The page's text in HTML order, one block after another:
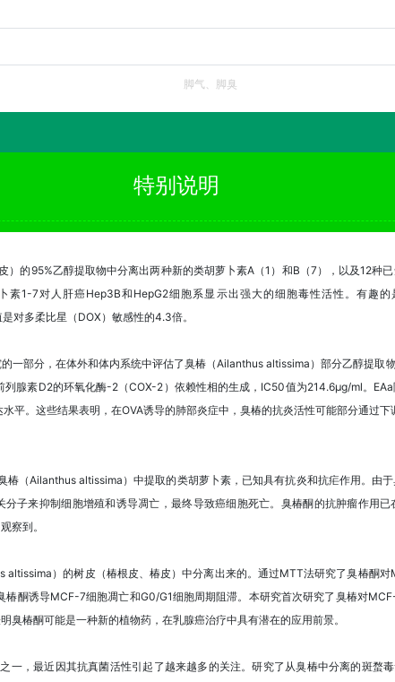
脚气、脚臭
特别说明
的95%乙醇提取物中分离出两种新的类胡萝卜素A（1）和B（7），以及12种
素1-7对人肝癌Hep3B和HepG2细胞系显示出强大的细胞毒性活性。有趣
对多柔比星（DOX）敏感性的4.3倍。
一部分，在体外和体内系统中评估了臭椿（Ailanthus altissima）部分乙醇提取
腺素D2的环氧化酶-2（COX-2）依赖性相的生成，IC50值为214.6μg/ml。
平。这些结果表明，在OVA诱导的肺部炎症中，臭椿的抗炎活性可能部分通过
（Ailanthus altissima）中提取的类胡萝卜素，已知具有抗炎和抗疟作用。由
子来抑制细胞增殖和诱导凋亡，最终导致癌细胞死亡。臭椿酮的抗肿瘤作用
察到。
）的树皮（椿根皮、椿皮）中分离出来的。通过MTT法研究了臭椿酮
酮诱导MCF-7细胞凋亡和G0/G1细胞周期阻滞。本研究首次研究了臭椿对
臭椿酮可能是一种新的植物药，在乳腺癌治疗中具有潜在的应用前景。
一，最近因其抗真菌活性引起了越来越多的关注。研究了从臭椿中分离的斑蝥